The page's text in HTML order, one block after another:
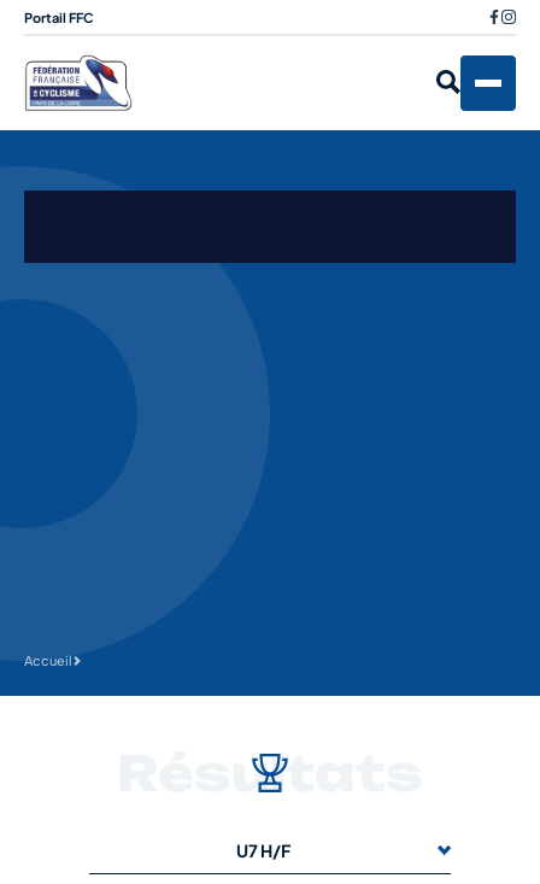
Portail FFC
Accueil
Résultats
U7 H/F